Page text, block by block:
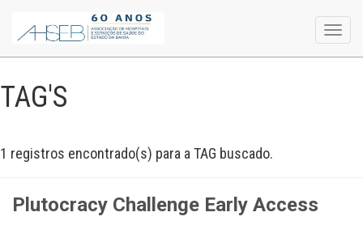
TAG'S
1 registros encontrado(s) para a TAG buscado.
Plutocracy Challenge Early Access